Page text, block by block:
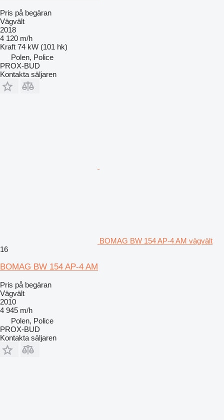
Pris på begäran
Vägvält
2018
4 120 m/h
Kraft 74 kW (101 hk)
Polen, Police
PROX-BUD
Kontakta säljaren
BOMAG BW 154 AP-4 AM vägvält
16
BOMAG BW 154 AP-4 AM
Pris på begäran
Vägvält
2010
4 945 m/h
Polen, Police
PROX-BUD
Kontakta säljaren